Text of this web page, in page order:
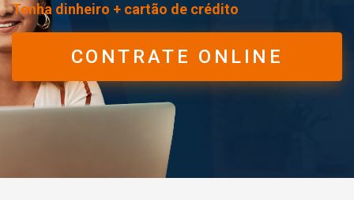
Tenha dinheiro + cartão de crédito
CONTRATE ONLINE